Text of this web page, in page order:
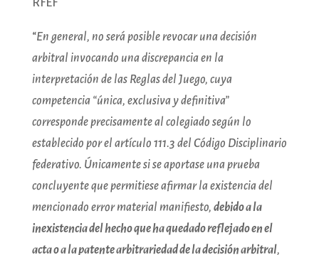
RFEF
“En general, no será posible revocar una decisión
arbitral invocando una discrepancia en la
interpretación de las Reglas del Juego, cuya
competencia “única, exclusiva y definitiva”
corresponde precisamente al colegiado según lo
establecido por el artículo 111.3 del Código Disciplinario
federativo. Únicamente si se aportase una prueba
concluyente que permitiese afirmar la existencia del
mencionado error material manifiesto, debido a la
inexistencia del hecho que ha quedado reflejado en el
acta o a la patente arbitrariedad de la decisión arbitral,